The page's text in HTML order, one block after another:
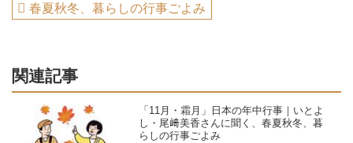
春夏秋冬、暮らしの行事ごよみ
関連記事
「11月・霜月」日本の年中行事｜いとよ
し・尾﨑美香さんに聞く、春夏秋冬、暮
らしの行事ごよみ